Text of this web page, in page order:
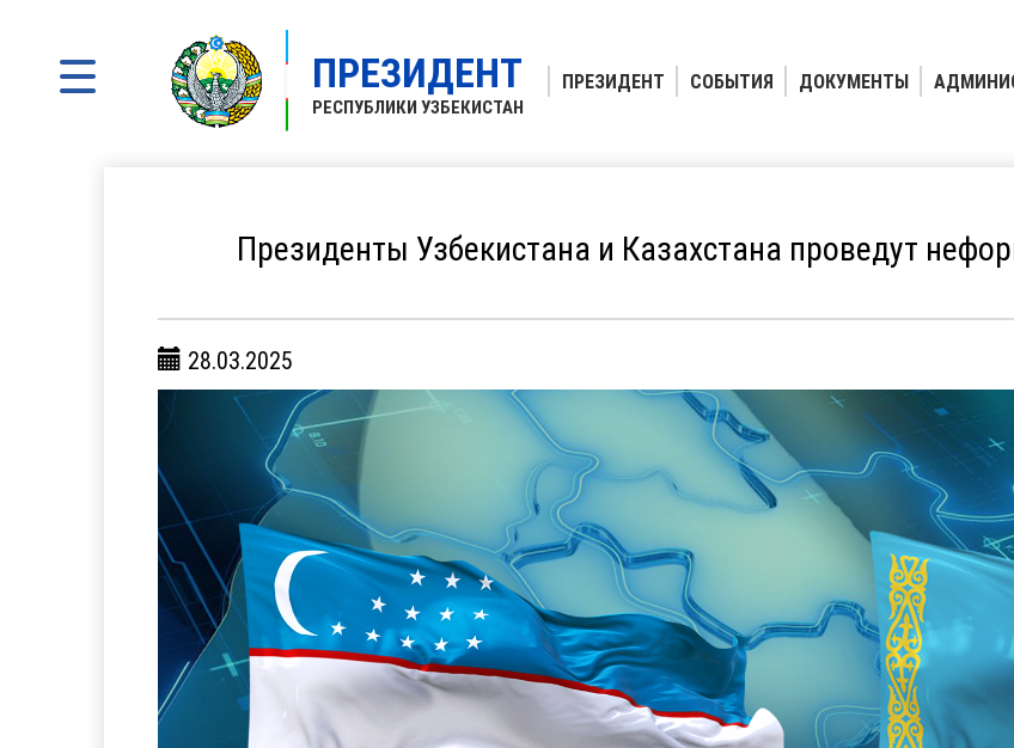
ПРЕЗИДЕНТ
РЕСПУБЛИКИ УЗБЕКИСТАН
ПРЕЗИДЕНТ СОБЫТИЯ ДОКУМЕНТЫ
Президенты Узбекистана и Казахстана проведут
28.03.2025